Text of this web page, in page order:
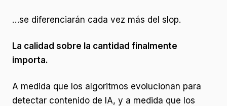
…se diferenciarán cada vez más del slop.
La calidad sobre la cantidad finalmente
importa.
A medida que los algoritmos evolucionan para
detectar contenido de IA, y a medida que los